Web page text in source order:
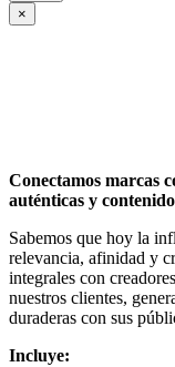
×
Conectamos marcas
auténticas y
Sabemos que hoy la
relevancia, afinidad y
integrales con
nuestros clientes,
duraderas con sus
Incluye: